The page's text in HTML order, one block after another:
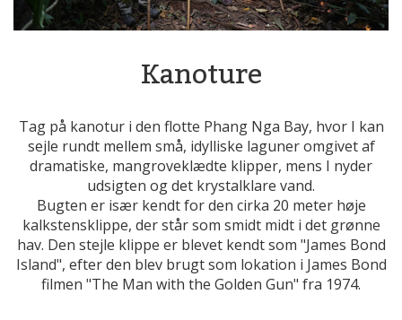
Kanoture
Tag på kanotur i den flotte Phang Nga Bay, hvor I kan
sejle rundt mellem små, idylliske laguner omgivet af
dramatiske, mangroveklædte klipper, mens I nyder
udsigten og det krystalklare vand.
Bugten er især kendt for den cirka 20 meter høje
kalkstensklippe, der står som smidt midt i det grønne
hav. Den stejle klippe er blevet kendt som "James Bond
Island", efter den blev brugt som lokation i James Bond
filmen "The Man with the Golden Gun" fra 1974.